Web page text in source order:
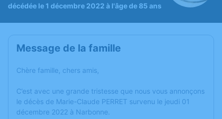
décédée le 1 décembre 2022 à l'âge de 85 ans
Message de la famille
Chère famille, chers amis,
C’est avec une grande tristesse que nous vous annonçons
le décès de Marie-Claude PERRET survenu le jeudi 01
décembre 2022 à Narbonne.